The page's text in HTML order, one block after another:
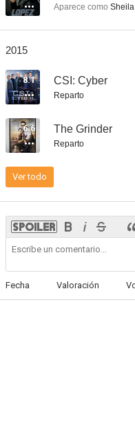
7.5
El diablo viste de Prada
7.2
Aparece como Sheila
2015
8.1 CSI: Cyber
Reparto
6.6 The Grinder
Reparto
Ver todo
Fecha Valoración